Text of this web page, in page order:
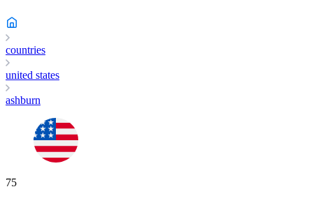
countries
united states
ashburn
75